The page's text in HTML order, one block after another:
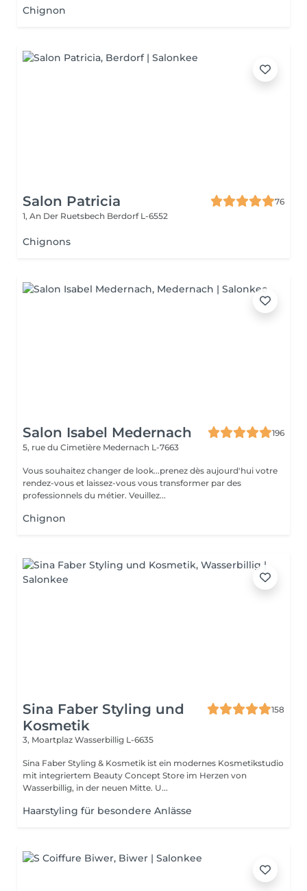
Chignon
Salon Patricia
76
1, An Der Ruetsbech Berdorf L-6552
Chignons
Salon Isabel Medernach
196
5, rue du Cimetière Medernach L-7663
Vous souhaitez changer de look...prenez dès aujourd'hui votre
rendez-vous et laissez-vous vous transformer par des
professionnels du métier. Veuillez...
Chignon
Sina Faber Styling und
Kosmetik
158
3, Moartplaz Wasserbillig L-6635
Sina Faber Styling & Kosmetik ist ein modernes Kosmetikstudio
mit integriertem Beauty Concept Store im Herzen von
Wasserbillig, in der neuen Mitte. U...
Haarstyling für besondere Anlässe